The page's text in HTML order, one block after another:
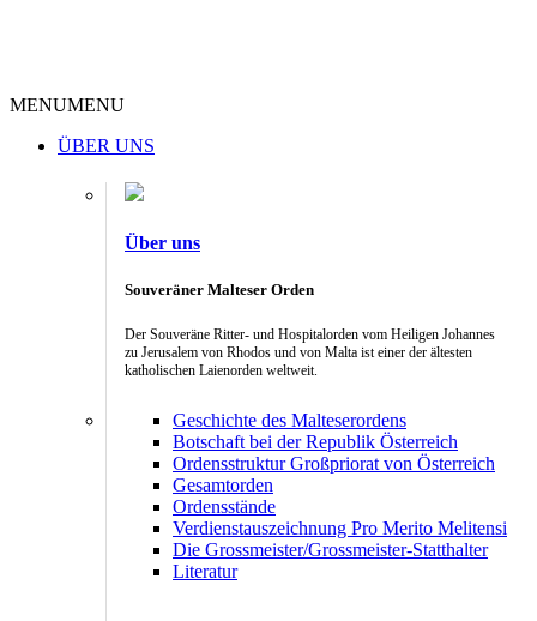
MENUMENU
ÜBER UNS
Über uns
Souveräner Malteser Orden
Der Souveräne Ritter- und Hospitalorden vom Heiligen Johannes
zu Jerusalem von Rhodos und von Malta ist einer der ältesten
katholischen Laienorden weltweit.
Geschichte des Malteserordens
Botschaft bei der Republik Österreich
Ordensstruktur Großpriorat von Österreich
Gesamtorden
Ordensstände
Verdienstauszeichnung Pro Merito Melitensi
Die Grossmeister/Grossmeister-Statthalter
Literatur